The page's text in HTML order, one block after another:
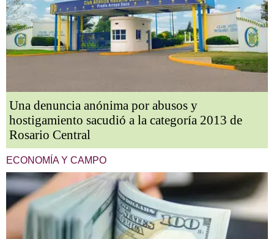
Una denuncia anónima por abusos y
hostigamiento sacudió a la categoría 2013 de
Rosario Central
ECONOMÍA Y CAMPO